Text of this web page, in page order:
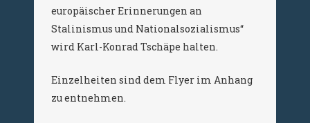
europäischer Erinnerungen an
Stalinismus und Nationalsozialismus“
wird Karl-Konrad Tschäpe halten.
Einzelheiten sind dem Flyer im Anhang
zu entnehmen.